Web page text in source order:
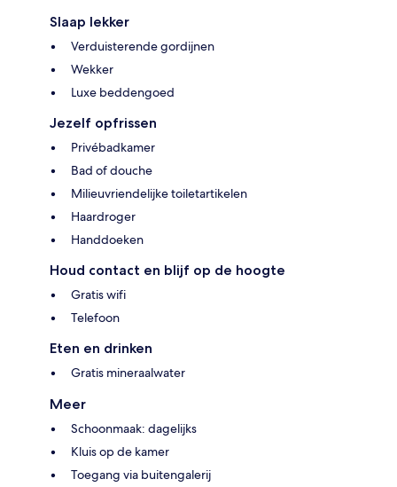
Slaap lekker
Verduisterende gordijnen
Wekker
Luxe beddengoed
Jezelf opfrissen
Privébadkamer
Bad of douche
Milieuvriendelijke toiletartikelen
Haardroger
Handdoeken
Houd contact en blijf op de hoogte
Gratis wifi
Telefoon
Eten en drinken
Gratis mineraalwater
Meer
Schoonmaak: dagelijks
Kluis op de kamer
Toegang via buitengalerij